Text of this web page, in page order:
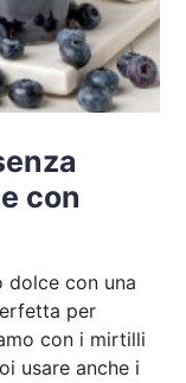
con
dolce con una
per
con i mirtilli
usare anche i